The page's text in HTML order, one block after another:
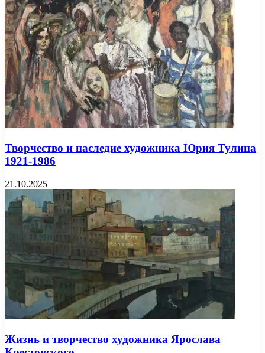
Творчество и наследие художника Юрия Тулина
1921-1986
21.10.2025
Жизнь и творчество художника Ярослава